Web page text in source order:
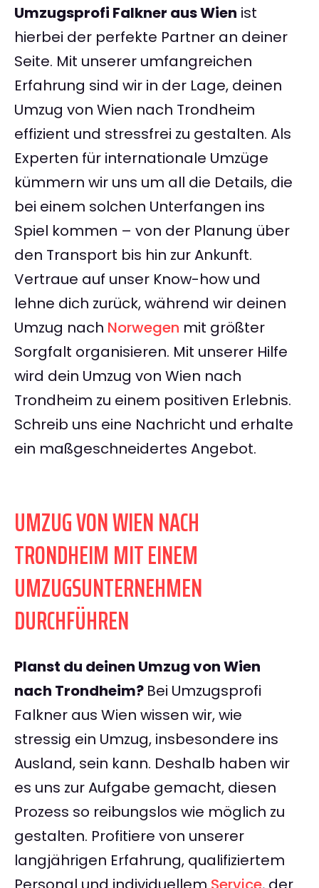
Umzugsprofi Falkner aus Wien ist
hierbei der perfekte Partner an deiner
Seite. Mit unserer umfangreichen
Erfahrung sind wir in der Lage, deinen
Umzug von Wien nach Trondheim
effizient und stressfrei zu gestalten. Als
Experten für internationale Umzüge
kümmern wir uns um all die Details, die
bei einem solchen Unterfangen ins
Spiel kommen – von der Planung über
den Transport bis hin zur Ankunft.
Vertraue auf unser Know-how und
lehne dich zurück, während wir deinen
Umzug nach Norwegen mit größter
Sorgfalt organisieren. Mit unserer Hilfe
wird dein Umzug von Wien nach
Trondheim zu einem positiven Erlebnis.
Schreib uns eine Nachricht und erhalte
ein maßgeschneidertes Angebot.
UMZUG VON WIEN NACH
TRONDHEIM MIT EINEM
UMZUGSUNTERNEHMEN
DURCHFÜHREN
Planst du deinen Umzug von Wien
nach Trondheim? Bei Umzugsprofi
Falkner aus Wien wissen wir, wie
stressig ein Umzug, insbesondere ins
Ausland, sein kann. Deshalb haben wir
es uns zur Aufgabe gemacht, diesen
Prozess so reibungslos wie möglich zu
gestalten. Profitiere von unserer
langjährigen Erfahrung, qualifiziertem